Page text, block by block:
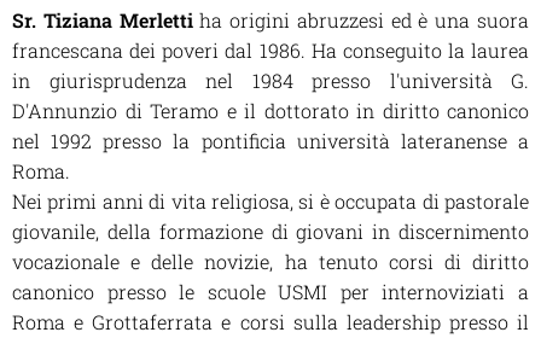
Sr. Tiziana Merlettiha origini abruzzesi ed è una suora
francescana dei poveri dal 1986. Ha conseguito la laurea
in giurisprudenza nel 1984 presso l'università G.
D'Annunzio di Teramo e il dottorato in diritto canonico
nel 1992 presso la pontificia università lateranense a
Roma.
Nei primi anni di vita religiosa, si è occupata di pastorale
giovanile, della formazione di giovani in discernimento
vocazionale e delle novizie, ha tenuto corsi di diritto
canonico presso le scuole USMI per internoviziati a
Roma e Grottaferrata e corsi sulla leadership presso il